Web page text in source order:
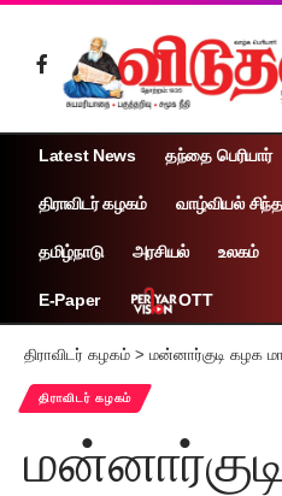
Latest News தந்தை பெரியார்
திராவிடர் கழகம் வாழ்வியல்
தமிழ்நாடு அரசியல் உலகம்
E-Paper OTT
திராவிடர் கழகம் > மன்னார்குடி கழக
திராவிடர் கழகம்